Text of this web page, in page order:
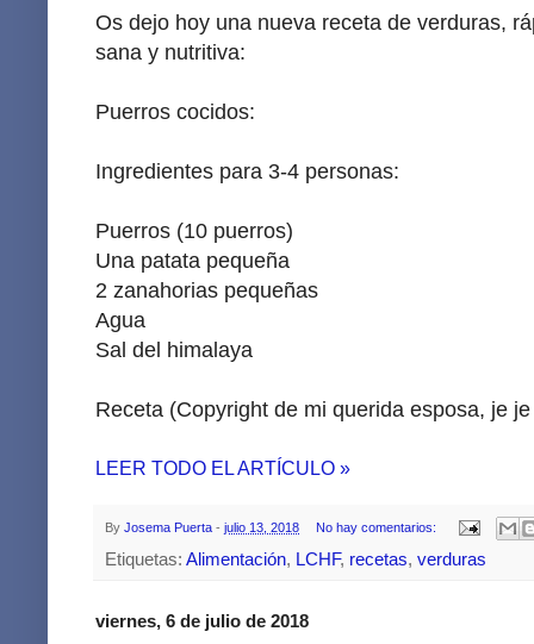
Os dejo hoy una nueva receta de verduras,
sana y nutritiva:
Puerros cocidos:
Ingredientes para 3-4 personas:
Puerros (10 puerros)
Una patata pequeña
2 zanahorias pequeñas
Agua
Sal del himalaya
Receta (Copyright de mi querida esposa, je
LEER TODO EL ARTÍCULO »
By Josema Puerta - julio 13, 2018 No hay comentarios:
Etiquetas: Alimentación, LCHF, recetas, verduras
viernes, 6 de julio de 2018